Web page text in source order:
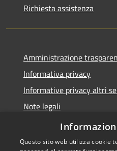
Richiesta assistenza
Amministrazione
Informativa privacy
Informative privacy altri
Note legali
Dichiarazione di
Questo sito web utilizza cookie